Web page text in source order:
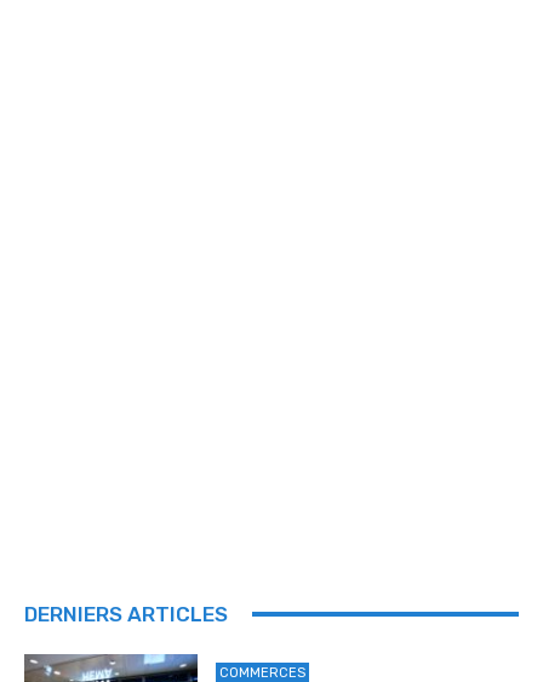
DERNIERS ARTICLES
COMMERCES